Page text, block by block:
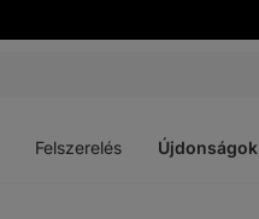
Felszerelés Újdonságok